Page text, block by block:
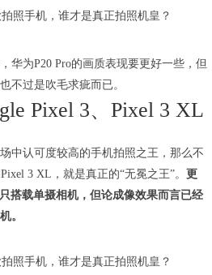
华为P20 Pro的画质表现要更好一些，但
不过是吹毛求疵而已。
Pixel 3、Pixel 3 XL
中认可度较高的手机拍照之王，那么不
3 XL，就是真正的“无冕之王”。 更
搭载单摄相机，但论成像效果而言已经
。